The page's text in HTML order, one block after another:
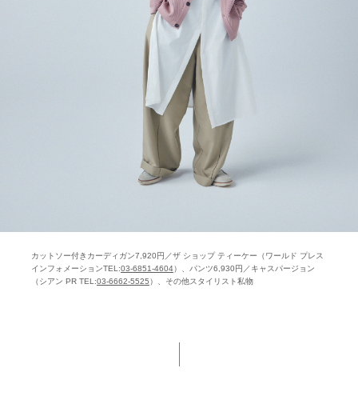
カットソー付きカーディガン7,920円／ザ ショップ ティーケー（ワールド プレス
インフォメーションTEL:03-6851-4604）、パンツ6,930円／キャスパージョン
（シアン PR TEL:03-6662-5525）、その他スタイリスト私物